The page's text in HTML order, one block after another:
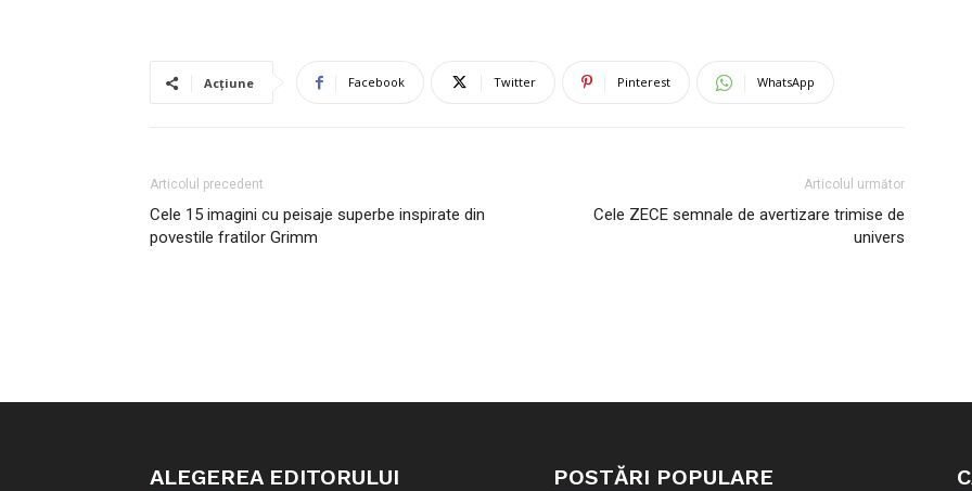
Acțiune Facebook Twitter Pinterest WhatsApp
Articolul precedent
Cele 15 imagini cu peisaje superbe inspirate din
povestile fratilor Grimm
Articolul următor
Cele ZECE semnale de avertizare trimise de
univers
ALEGEREA EDITORULUI POSTĂRI POPULARE